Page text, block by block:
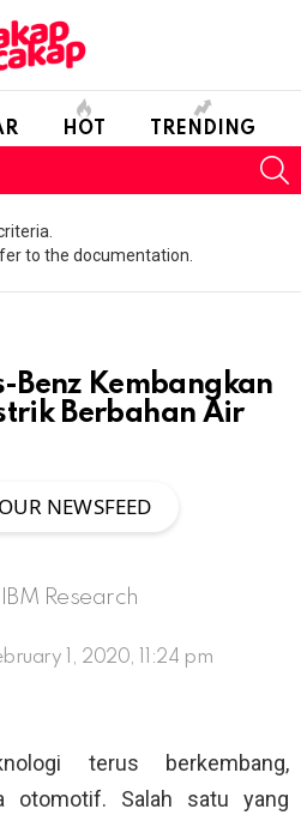
HOT TRENDING
to the documentation.
Benz Kembangkan
Berbahan Air
NEWSFEED
Research
1, 2020, 11:24 pm
terus berkembang,
otomotif. Salah satu yang